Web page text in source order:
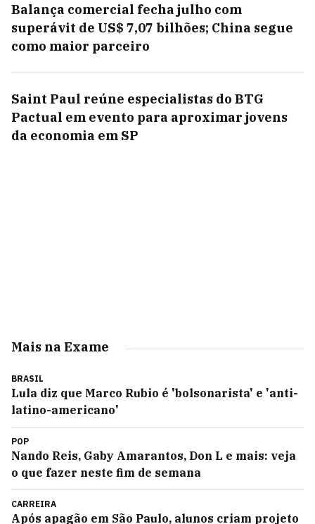
Balança comercial fecha julho com
superávit de US$ 7,07 bilhões; China segue
como maior parceiro
Saint Paul reúne especialistas do BTG
Pactual em evento para aproximar jovens
da economia em SP
Mais na Exame
BRASIL
Lula diz que Marco Rubio é 'bolsonarista' e 'anti-
latino-americano'
POP
Nando Reis, Gaby Amarantos, Don L e mais: veja
o que fazer neste fim de semana
CARREIRA
Após apagão em São Paulo, alunos criam projeto